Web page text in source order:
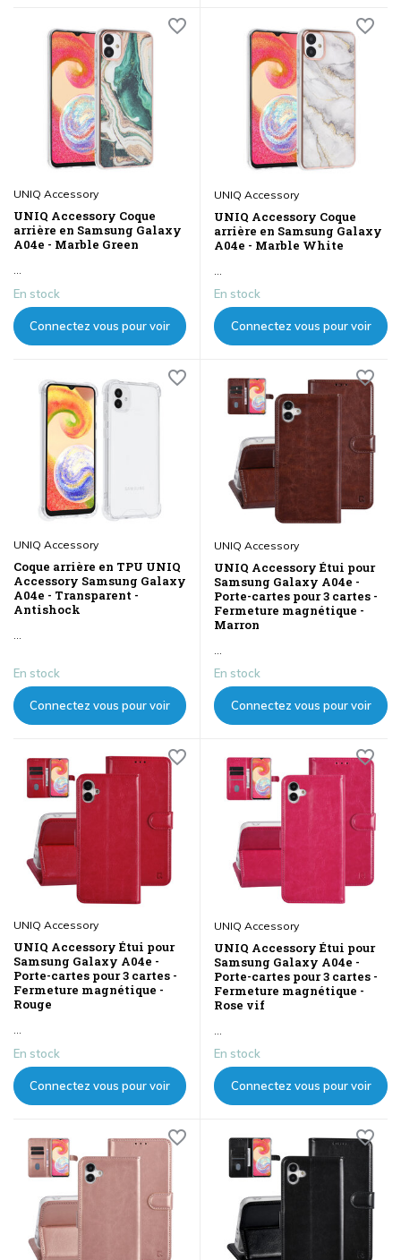
UNIQ Accessory
UNIQ Accessory Coque
arrière en Samsung Galaxy
A04e - Marble Green
En stock
Connectez vous pour voir
UNIQ Accessory
UNIQ Accessory Coque
arrière en Samsung Galaxy
A04e - Marble White
En stock
Connectez vous pour voir
UNIQ Accessory
Coque arrière en TPU UNIQ
Accessory Samsung Galaxy
A04e - Transparent -
Antishock
...
En stock
Connectez vous pour voir
UNIQ Accessory
UNIQ Accessory Étui pour
Samsung Galaxy A04e -
Porte-cartes pour 3 cartes -
Fermeture magnétique -
Marron
...
En stock
Connectez vous pour voir
UNIQ Accessory
UNIQ Accessory Étui pour
Samsung Galaxy A04e -
Porte-cartes pour 3 cartes -
Fermeture magnétique -
Rouge
En stock
Connectez vous pour voir
UNIQ Accessory
UNIQ Accessory Étui pour
Samsung Galaxy A04e -
Porte-cartes pour 3 cartes -
Fermeture magnétique -
Rose vif
En stock
Connectez vous pour voir